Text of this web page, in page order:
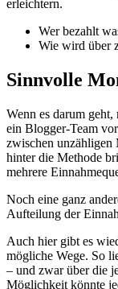
erleichtern.
Wer bezahlt
Wie wird über
Sinnvolle
Wenn es darum
ein Blogger-Team
zwischen unzähligen
hinter die Methode
mehrere
Noch eine ganz
Aufteilung der
Auch hier gibt es
mögliche Wege. So
– und zwar über die
Möglichkeit könnte